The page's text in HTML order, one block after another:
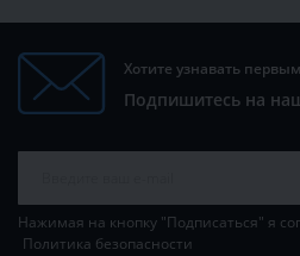
Хотите узнавать
Подпишитесь на
Нажимая на кнопку "Подписаться" я
Политика безопасности